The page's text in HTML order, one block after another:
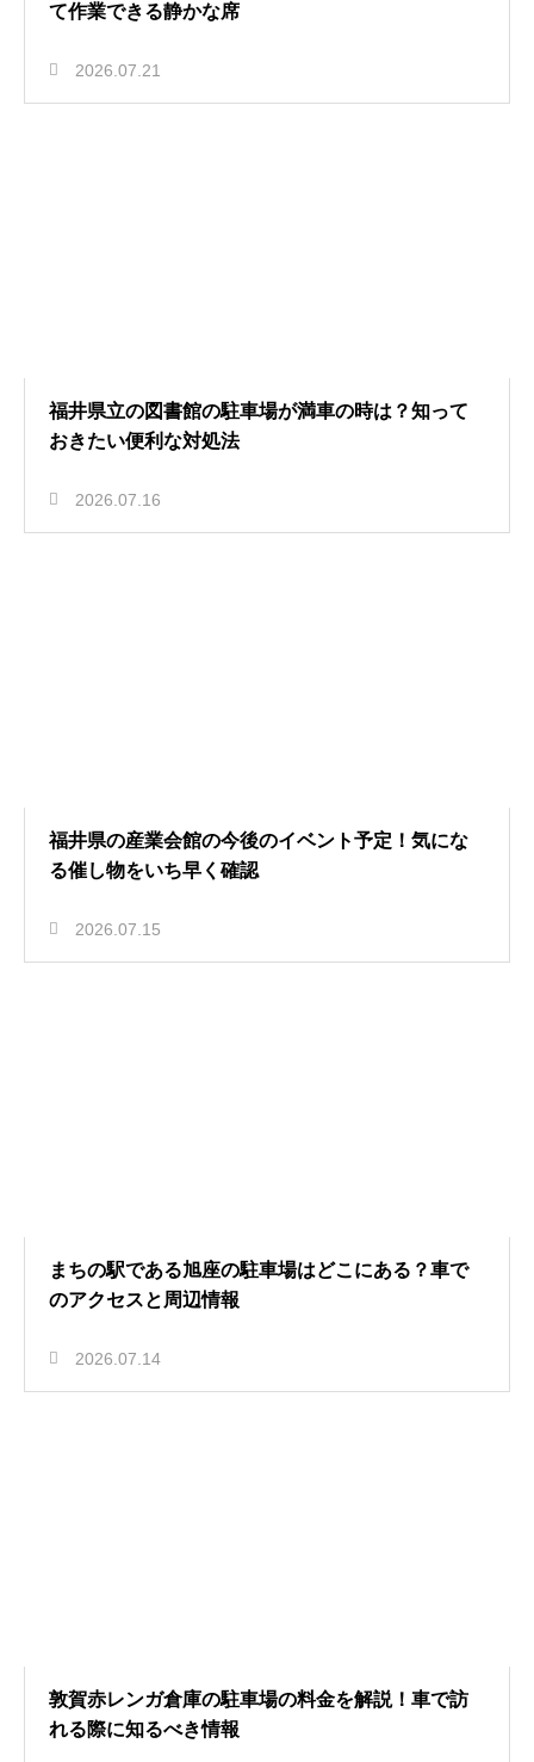
て作業できる静かな席
2026.07.21
福井県立の図書館の駐車場が満車の時は？知って
おきたい便利な対処法
2026.07.16
福井県の産業会館の今後のイベント予定！気にな
る催し物をいち早く確認
2026.07.15
まちの駅である旭座の駐車場はどこにある？車で
のアクセスと周辺情報
2026.07.14
敦賀赤レンガ倉庫の駐車場の料金を解説！車で訪
れる際に知るべき情報